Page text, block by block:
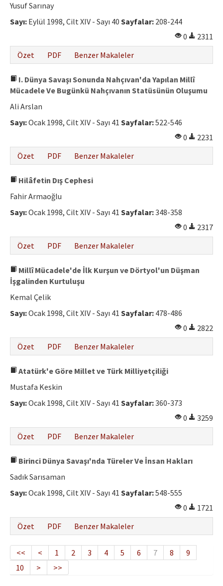
Yusuf Sarınay
Sayı: Eylül 1998, Cilt XIV - Sayı 40 Sayfalar: 208-244
0
2311
Özet
PDF Benzer Makaleler
I. Dünya Savaşı Sonunda Nahçıvan'da Yapılan Millî
Mücadele Ve Bugünkü Nahçıvanın Statüsünün Oluşumu
Ali Arslan
Sayı:Ocak 1998, Cilt XIV - Sayı 41 Sayfalar:522-546
0
2231
Özet
PDF Benzer Makaleler
Hilâfetin Dış Cephesi
Fahir Armaoğlu
Sayı:Ocak 1998, Cilt XIV - Sayı 41 Sayfalar:348-358
0
2317
Özet
PDF Benzer Makaleler
Millî Mücadele'de İlk Kurşun ve Dörtyol'un Düşman
İşgalinden Kurtuluşu
Kemal Çelik
Sayı:Ocak 1998, Cilt XIV - Sayı 41 Sayfalar: 478-486
0
2822
Özet
PDF Benzer Makaleler
Atatürk'e Göre Millet ve Türk Milliyetçiliği
Mustafa Keskin
Sayı:Ocak 1998, Cilt XIV - Sayı 41 Sayfalar:360-373
0
3259
Özet
PDF Benzer Makaleler
Birinci Dünya Savaşı'nda Türeler Ve İnsan Hakları
Sadık Sarısaman
Sayı:Ocak 1998, Cilt XIV - Sayı 41 Sayfalar:548-555
0
1721
Özet
PDF Benzer Makaleler
<< < 1 2 3 4 5 6 7 8
9
10
> >>